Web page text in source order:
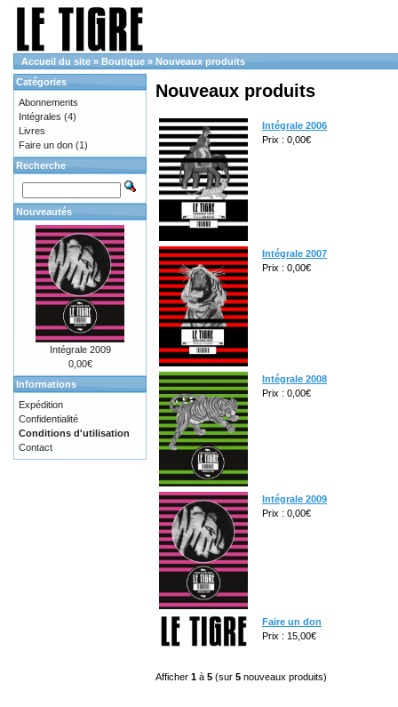
Accueil du site » Boutique » Nouveaux produits
Nouveaux produits
Intégrale 2006
Prix : 0,00€
Intégrale 2007
Prix : 0,00€
Intégrale 2008
Prix : 0,00€
Intégrale 2009
Prix : 0,00€
Faire un don
Prix : 15,00€
Afficher 1 à 5 (sur 5 nouveaux produits)
Catégories
Abonnements
Intégrales (4)
Livres
Faire un don (1)
Recherche
Nouveautés
Intégrale 2009
0,00€
Informations
Expédition
Confidentialité
Conditions d'utilisation
Contact